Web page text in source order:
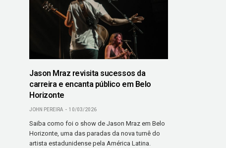
Jason Mraz revisita sucessos da
carreira e encanta público em Belo
Horizonte
JOHN PEREIRA 10/03/2026
Saiba como foi o show de Jason Mraz em Belo
Horizonte, uma das paradas da nova turnê do
artista estadunidense pela América Latina.